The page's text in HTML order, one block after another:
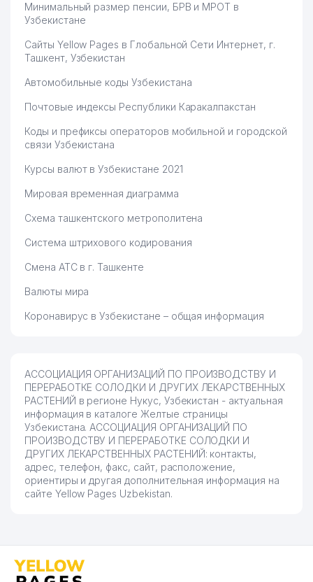
Минимальный размер пенсии, БРВ и МРОТ в
Узбекистане
Сайты Yellow Pages в Глобальной Сети Интернет, г.
Ташкент, Узбекистан
Автомобильные коды Узбекистана
Почтовые индексы Республики Каракалпакстан
Коды и префиксы операторов мобильной и городской
связи Узбекистана
Курсы валют в Узбекистане 2021
Мировая временная диаграмма
Схема ташкентского метрополитена
Система штрихового кодирования
Смена АТС в г. Ташкенте
Валюты мира
Коронавирус в Узбекистане – общая информация
АССОЦИАЦИЯ ОРГАНИЗАЦИЙ ПО ПРОИЗВОДСТВУ И
ПЕРЕРАБОТКЕ СОЛОДКИ И ДРУГИХ ЛЕКАРСТВЕННЫХ
РАСТЕНИЙ в регионе Нукус, Узбекистан - актуальная
информация в каталоге Желтые страницы
Узбекистана. АССОЦИАЦИЯ ОРГАНИЗАЦИЙ ПО
ПРОИЗВОДСТВУ И ПЕРЕРАБОТКЕ СОЛОДКИ И
ДРУГИХ ЛЕКАРСТВЕННЫХ РАСТЕНИЙ: контакты,
адрес, телефон, факс, сайт, расположение,
ориентиры и другая дополнительная информация на
сайте Yellow Pages Uzbekistan.